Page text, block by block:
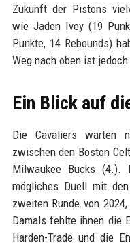
Zukunft der Pistons
wie Jaden Ivey (19
Punkte, 14 Rebounds)
Weg nach oben ist
Ein Blick auf
Die Cavaliers warten
zwischen den Boston
Milwaukee Bucks
mögliches Duell mit
zweiten Runde von
Damals fehlte ihnen die
Harden-Trade und die